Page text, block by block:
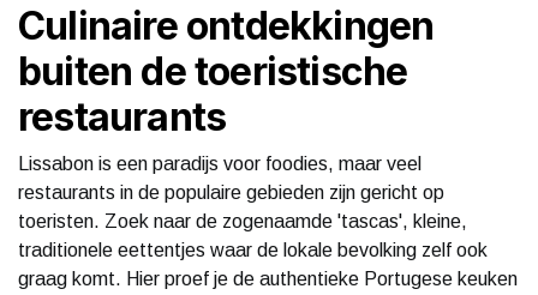
Culinaire ontdekkingen
buiten de toeristische
restaurants
Lissabon is een paradijs voor foodies, maar veel
restaurants in de populaire gebieden zijn gericht op
toeristen. Zoek naar de zogenaamde 'tascas', kleine,
traditionele eettentjes waar de lokale bevolking zelf ook
graag komt. Hier proef je de authentieke Portugese keuken